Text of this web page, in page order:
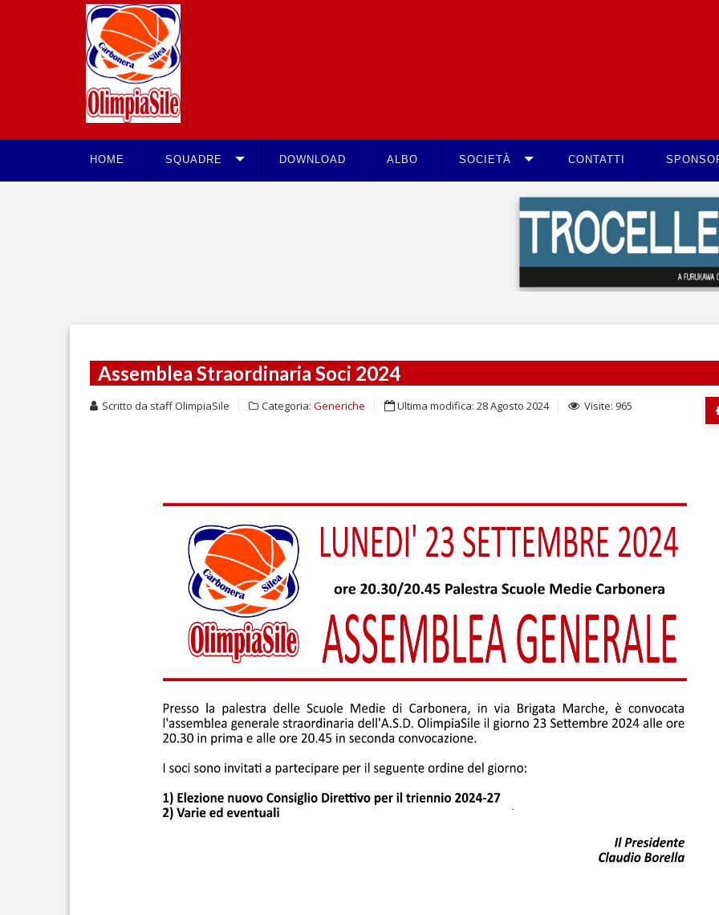
HOME SQUADRE DOWNLOAD ALBO SOCIETÀ CONTATTI
Assemblea Straordinaria Soci 2024
Scritto da staff OlimpiaSile Categoria:Generiche Ultima modifica: 28 Agosto 2024 Visite: 965